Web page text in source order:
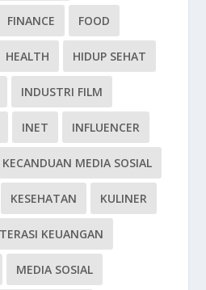
FINANCE FOOD
HEALTH HIDUP SEHAT
INDUSTRI FILM
INET INFLUENCER
KECANDUAN MEDIA SOSIAL
KESEHATAN KULINER
KEUANGAN
MEDIA SOSIAL